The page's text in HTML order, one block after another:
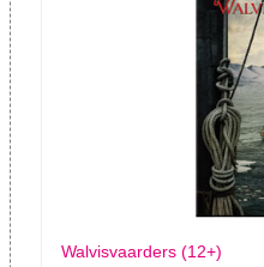
Walvisvaarders (12+)